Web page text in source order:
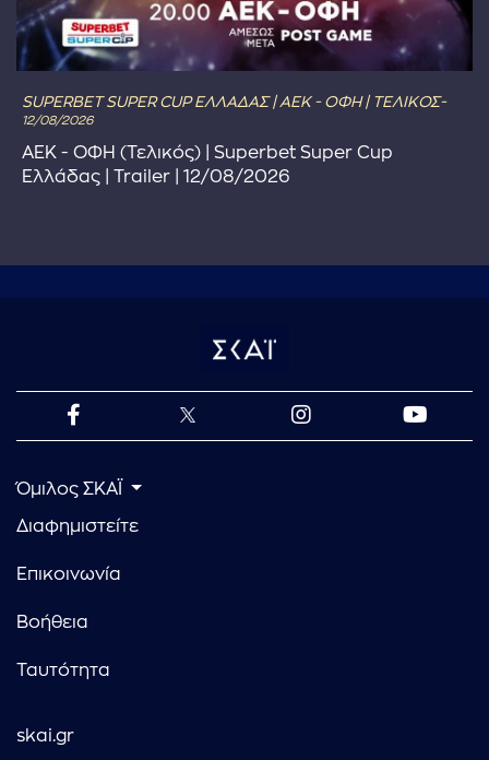
SUPERBET SUPER CUP ΕΛΛΑΔΑΣ | ΑΕΚ - ΟΦΗ | ΤΕΛΙΚΟΣ-
12/08/2026
ΑΕΚ - ΟΦΗ (Τελικός) | Superbet Super Cup
Ελλάδας | Trailer | 12/08/2026
Όμιλος ΣΚΑΪ
Διαφημιστείτε
Επικοινωνία
Βοήθεια
Ταυτότητα
skai.gr